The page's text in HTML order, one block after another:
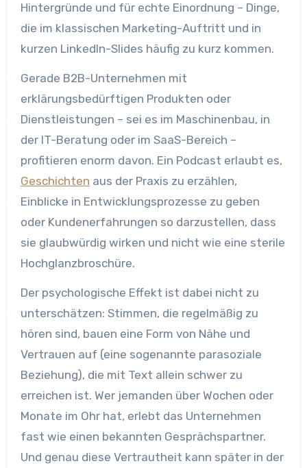
Hintergründe und für echte Einordnung – Dinge,
die im klassischen Marketing-Auftritt und in
kurzen LinkedIn-Slides häufig zu kurz kommen.
Gerade B2B-Unternehmen mit
erklärungsbedürftigen Produkten oder
Dienstleistungen – sei es im Maschinenbau, in
der IT-Beratung oder im SaaS-Bereich –
profitieren enorm davon. Ein Podcast erlaubt es,
Geschichten aus der Praxis zu erzählen,
Einblicke in Entwicklungsprozesse zu geben
oder Kundenerfahrungen so darzustellen, dass
sie glaubwürdig wirken und nicht wie eine sterile
Hochglanzbroschüre.
Der psychologische Effekt ist dabei nicht zu
unterschätzen: Stimmen, die regelmäßig zu
hören sind, bauen eine Form von Nähe und
Vertrauen auf (eine sogenannte parasoziale
Beziehung), die mit Text allein schwer zu
erreichen ist. Wer jemanden über Wochen oder
Monate im Ohr hat, erlebt das Unternehmen
fast wie einen bekannten Gesprächspartner.
Und genau diese Vertrautheit kann später in der